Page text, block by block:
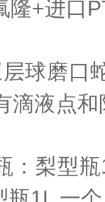
隆+进口
球磨口
滴液点
：梨型